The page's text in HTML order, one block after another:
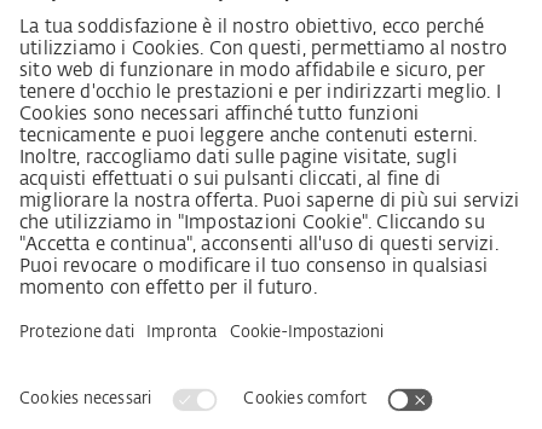
LkSG-Merkblatt für Lieferanten
Grundsatzerklärung Menschenrechtsstrategie
Beschwerdeverfahren
Impressum
AVB
Informativa sulla protezione dei dati personali
Dichiarazione sull‘Accessibilità